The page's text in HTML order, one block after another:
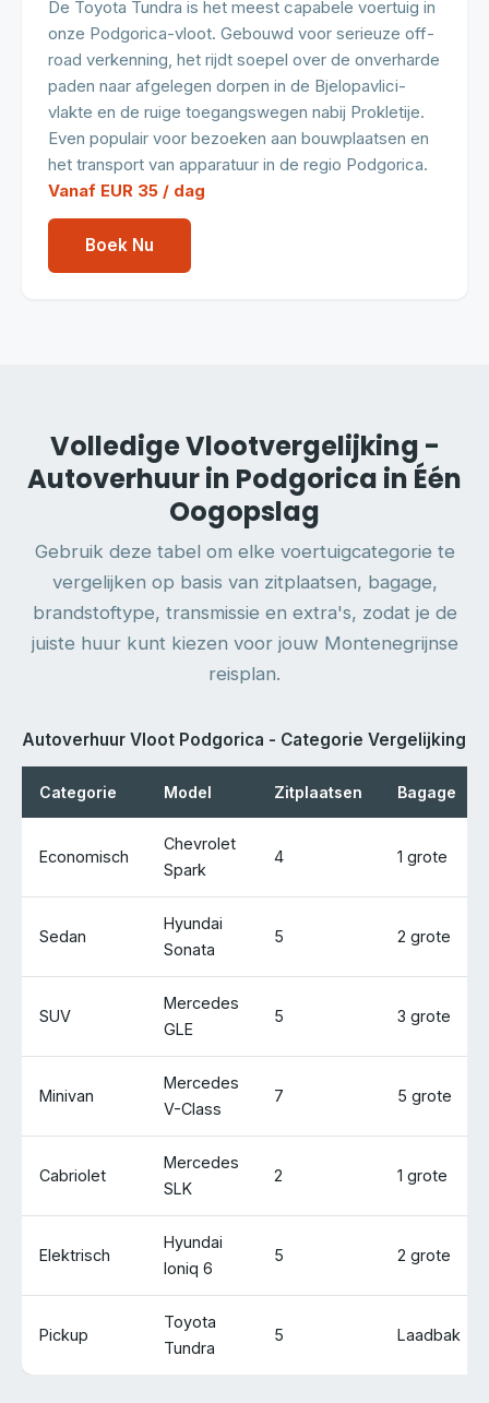
De Toyota Tundra is het meest capabele voertuig in
onze Podgorica-vloot. Gebouwd voor serieuze off-
road verkenning, het rijdt soepel over de onverharde
paden naar afgelegen dorpen in de Bjelopavlici-
vlakte en de ruige toegangswegen nabij Prokletije.
Even populair voor bezoeken aan bouwplaatsen en
het transport van apparatuur in de regio Podgorica.
Vanaf EUR 35 / dag
Boek Nu
Volledige Vlootvergelijking -
Autoverhuur in Podgorica in Één
Oogopslag
Gebruik deze tabel om elke voertuigcategorie te
vergelijken op basis van zitplaatsen, bagage,
brandstoftype, transmissie en extra's, zodat je de
juiste huur kunt kiezen voor jouw Montenegrijnse
reisplan.
Autoverhuur Vloot Podgorica - Categorie Vergelijking
Categorie Model Zitplaatsen Bagage
Economisch
Chevrolet
Spark
4 1 grote
Sedan
Hyundai
Sonata
5 2 grote
SUV
Mercedes
GLE
5 3 grote
Minivan
Mercedes
V-Class
7 5 grote
Cabriolet
Mercedes
SLK
2 1 grote
Elektrisch
Hyundai
Ioniq 6
5 2 grote
Pickup
Toyota
Tundra
5 Laadbak